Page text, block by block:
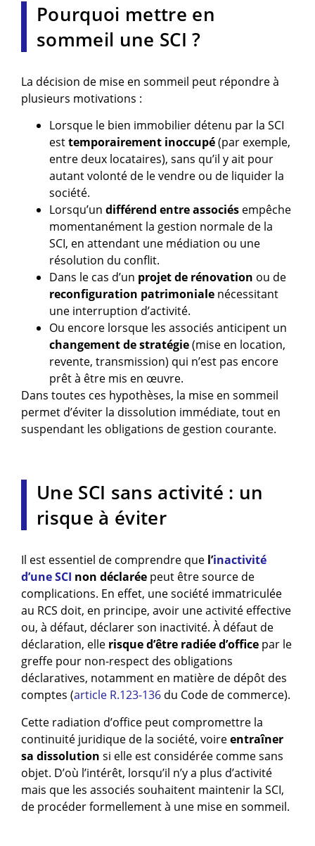
Pourquoi mettre en
sommeil une SCI ?
La décision de mise en sommeil peut répondre à
plusieurs motivations :
Lorsque le bien immobilier détenu par la SCI
esttemporairement inoccupé(par exemple,
entre deux locataires), sans qu’il y ait pour
autant volonté de le vendre ou de liquider la
société.
Lorsqu’un différend entre associés empêche
momentanément la gestion normale de la
SCI, en attendant une médiation ou une
résolution du conflit.
Dans le cas d’un projet de rénovation ou de
reconfiguration patrimoniale nécessitant
une interruption d’activité.
Ou encore lorsque les associés anticipent un
changement de stratégie(mise en location,
revente, transmission) qui n’est pas encore
prêt à être mis en œuvre.
Dans toutes ces hypothèses, la mise en sommeil
permet d’éviter la dissolution immédiate, tout en
suspendant les obligations de gestion courante.
Une SCI sans activité : un
risque à éviter
Il est essentiel de comprendre que l’inactivité
d’une SCI non déclarée peut être source de
complications. En effet, une société immatriculée
au RCS doit, en principe, avoir une activité effective
ou, à défaut, déclarer son inactivité. À défaut de
déclaration, elle risque d’être radiéed’office par le
greffe pour non-respect des obligations
déclaratives, notamment en matière de dépôt des
comptes (article R.123-136 du Code de commerce).
Cette radiation d’office peut compromettre la
continuité juridique de la société, voireentraîner
sa dissolution si elle est considérée comme sans
objet. D’où l’intérêt, lorsqu’il n’y a plus d’activité
mais que les associés souhaitent maintenir la SCI,
de procéder formellement à une mise en sommeil.